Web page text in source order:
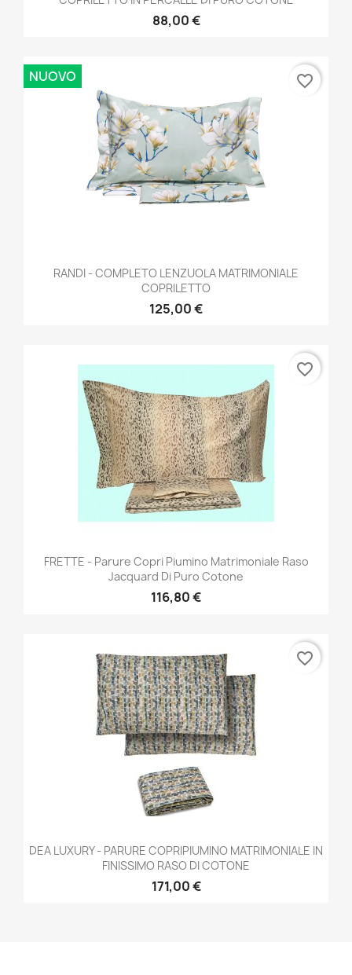
88,00 €
RANDI - COMPLETO LENZUOLA MATRIMONIALE
COPRILETTO
125,00 €
NUOVO favorite_border
FRETTE - Parure Copri Piumino Matrimoniale Raso
Jacquard Di Puro Cotone
116,80 €
favorite_border
DEA LUXURY - PARURE COPRIPIUMINO MATRIMONIALE IN
FINISSIMO RASO DI COTONE
171,00 €
favorite_border